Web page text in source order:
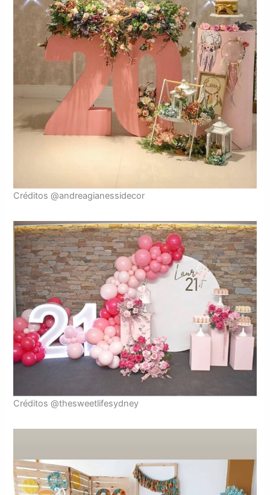
Créditos @andreagianessidecor
Créditos @thesweetlifesydney